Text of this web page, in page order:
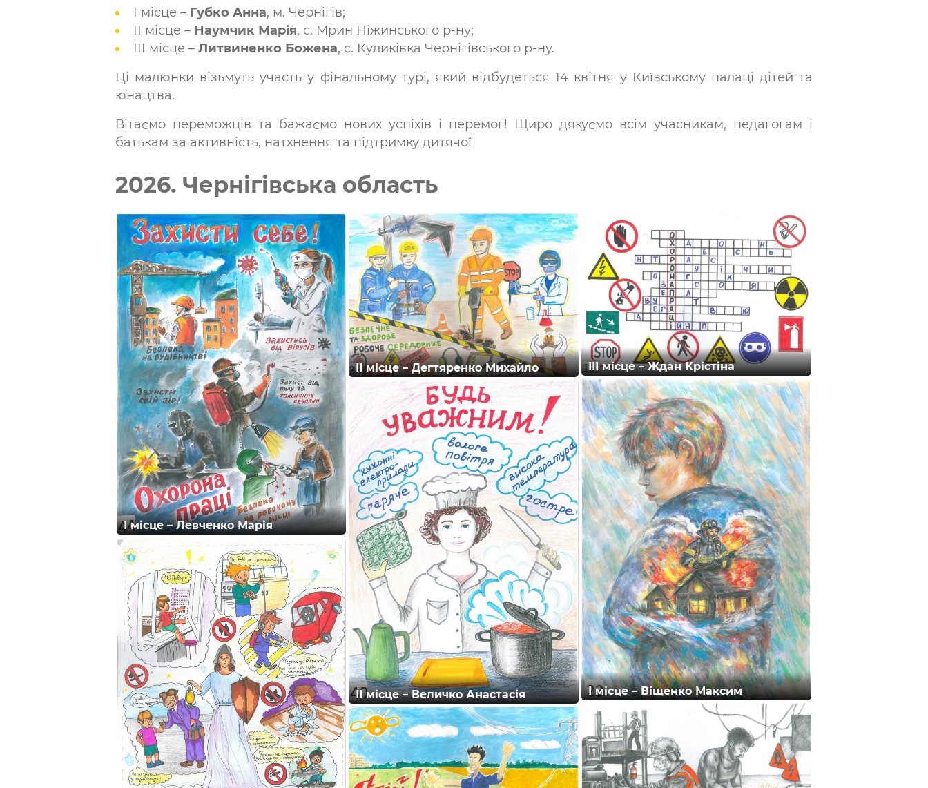
І місце – Губко Анна, м. Чернігів;
ІІ місце – Наумчик Марія, с. Мрин Ніжинського р-ну;
ІІІ місце – Литвиненко Божена, с. Куликівка Чернігівського р-ну.
Ці малюнки візьмуть участь у фінальному турі, який відбудеться 14 квітня у Київському палаці дітей та
юнацтва.
Вітаємо переможців та бажаємо нових успіхів і перемог! Щиро дякуємо всім учасникам, педагогам і
батькам за активність, натхнення та підтримку дитячої
2026. Чернігівська область
І місце – Левченко Марія
ІІ місце – Дегтяренко Михайло ІІІ місце – Ждан Крістіна
І місце – Віщенко Максим
ІІ місце – Величко Анастасія